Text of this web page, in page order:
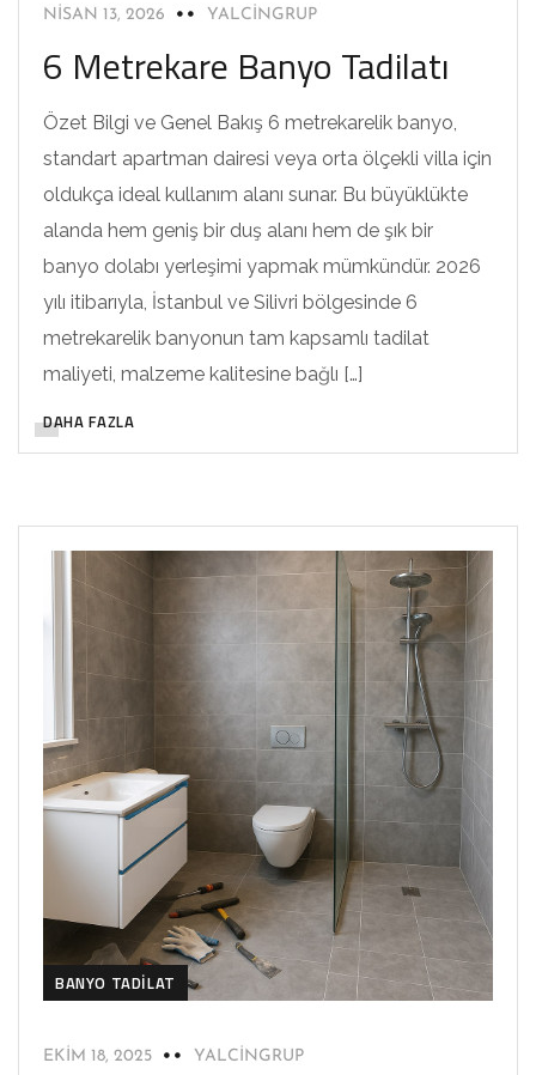
NISAN 13, 2026 YALCINGRUP
6 Metrekare Banyo Tadilatı
Özet Bilgi ve Genel Bakış 6 metrekarelik banyo,
standart apartman dairesi veya orta ölçekli villa için
oldukça ideal kullanım alanı sunar. Bu büyüklükte
alanda hem geniş bir duş alanı hem de şık bir
banyo dolabı yerleşimi yapmak mümkündür. 2026
yılı itibarıyla, İstanbul ve Silivri bölgesinde 6
metrekarelik banyonun tam kapsamlı tadilat
maliyeti, malzeme kalitesine bağlı […]
DAHA FAZLA
BANYO TADILAT
EKIM 18, 2025 YALCINGRUP